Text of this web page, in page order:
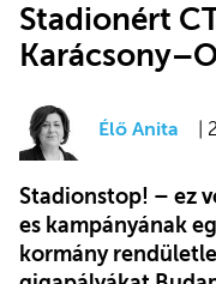
Stadionért
Élő Anita
Stadionstop! – ez
es kampányának
kormány